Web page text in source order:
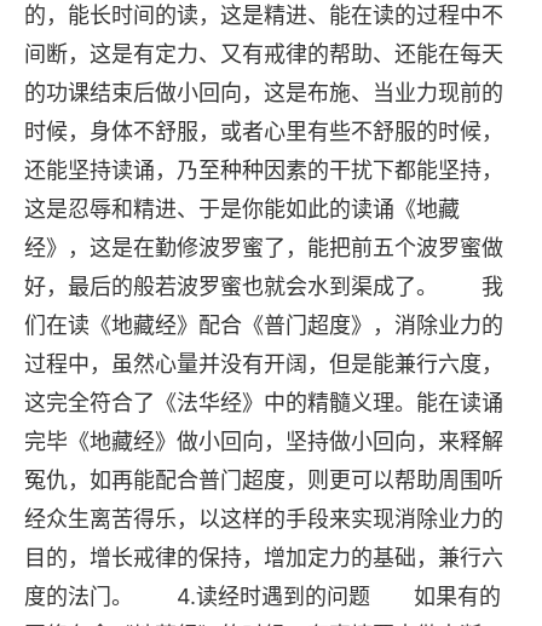
的，能长时间的读，这是精进、能在读的过程中不
间断，这是有定力、又有戒律的帮助、还能在每天
的功课结束后做小回向，这是布施、当业力现前的
时候，身体不舒服，或者心里有些不舒服的时候，
还能坚持读诵，乃至种种因素的干扰下都能坚持，
这是忍辱和精进、于是你能如此的读诵《地藏
经》，这是在勤修波罗蜜了，能把前五个波罗蜜做
好，最后的般若波罗蜜也就会水到渠成了。 我
们在读《地藏经》配合《普门超度》，消除业力的
过程中，虽然心量并没有开阔，但是能兼行六度，
这完全符合了《法华经》中的精髓义理。能在读诵
完毕《地藏经》做小回向，坚持做小回向，来释解
冤仇，如再能配合普门超度，则更可以帮助周围听
经众生离苦得乐，以这样的手段来实现消除业力的
目的，增长戒律的保持，增加定力的基础，兼行六
度的法门。 4.读经时遇到的问题 如果有的